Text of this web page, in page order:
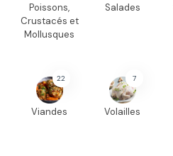
Poissons,
Crustacés et
Mollusques
Salades
22
Viandes
7
Volailles